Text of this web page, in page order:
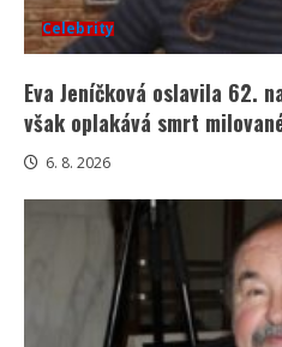
Celebrity
Eva Jeníčková oslavila 62.
však oplakává smrt
6. 8. 2026